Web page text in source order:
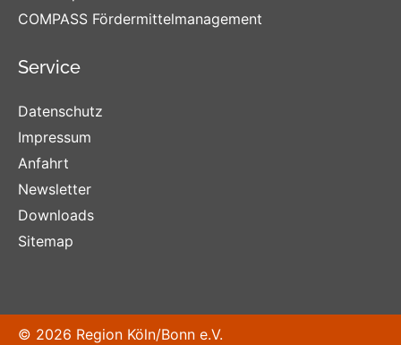
COMPASS Fördermittelmanagement
Service
Datenschutz
Impressum
Anfahrt
Newsletter
Downloads
Sitemap
© 2026 Region Köln/Bonn e.V.